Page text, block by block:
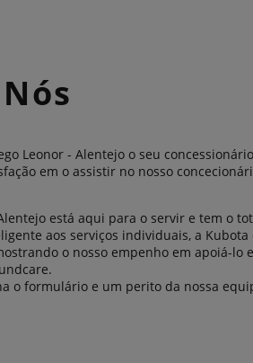
Leonor - Alentejo o seu
em o assistir no nosso
está aqui para o servir e tem o
aos serviços individuais, a
o nosso empenho em apoiá-lo
o formulário e um perito da nossa